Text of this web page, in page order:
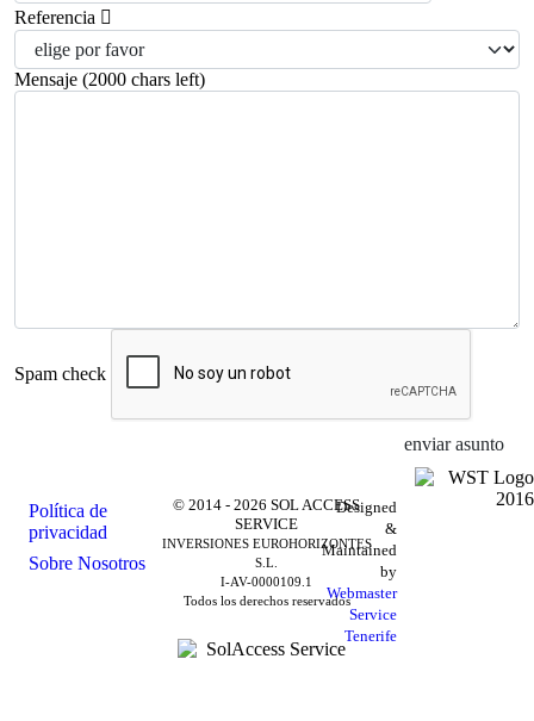
Referencia
Mensaje (2000 chars left)
Spam check
enviar asunto
Política de
privacidad
Sobre Nosotros
© 2014 - 2026 SOL ACCESS
SERVICE
INVERSIONES EUROHORIZONTES
S.L.
I-AV-0000109.1
Todos los derechos reservados
Designed
&
Maintained
by
Webmaster
Service
Tenerife